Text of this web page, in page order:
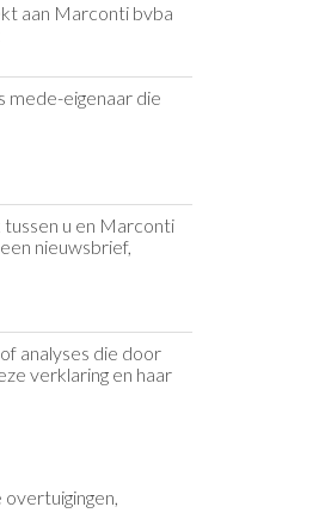
aan Marconti bvba
mede-eigenaar die
u en Marconti
nieuwsbrief,
analyses die door
verklaring en haar